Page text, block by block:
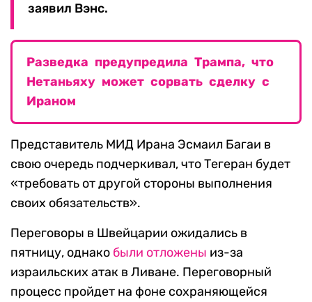
заявил Вэнс.
Разведка предупредила Трампа, что
Нетаньяху может сорвать сделку с
Ираном
Представитель МИД Ирана Эсмаил Багаи в
свою очередь подчеркивал, что Тегеран будет
«требовать от другой стороны выполнения
своих обязательств».
Переговоры в Швейцарии ожидались в
пятницу, однако были отложены из-за
израильских атак в Ливане. Переговорный
процесс пройдет на фоне сохраняющейся